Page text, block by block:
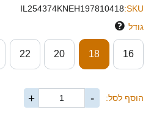
SKU:
IL254374KNEH197810418
גודל
16
18
20
22
הוסף לסל: -
+